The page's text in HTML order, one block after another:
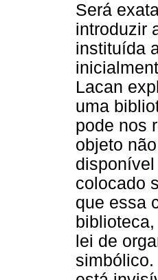
Será
introduzir
instituída
Lacan
uma
pode nos
objeto
colocado
que essa
lei de